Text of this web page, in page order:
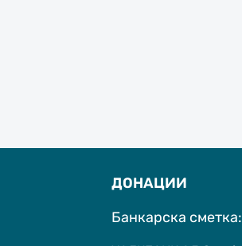
ДОНАЦИИ
Банкарска сметка: